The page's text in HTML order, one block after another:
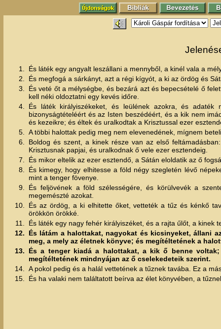
1.
És láték egy angyalt leszállani a mennyből, a kinél vala a
2.
És megfogá a sárkányt, azt a régi kígyót, a ki az ördög és
3.
És veté őt a mélységbe, és bezárá azt és bepecsételé ő
kell néki oldoztatni egy kevés időre.
4.
És láték királyiszékeket, és leülének azokra, és
bizonyságtételéért és az Isten beszédéért, és a kik nem
és kezeikre; és éltek és uralkodtak a Krisztussal ezer
5.
A többi halottak pedig meg nem elevenedének, mígnem
6.
Boldog és szent, a kinek része van az első
Krisztusnak papjai, és uralkodnak ő vele ezer esztendeig.
7.
És mikor eltelik az ezer esztendő, a Sátán eloldatik az ő
8.
És kimegy, hogy elhitesse a föld négy szegletén lévő
mint a tenger fövenye.
9.
És feljövének a föld szélességére, és körülvevék a
megemészté azokat.
10.
És az ördög, a ki elhitette őket, vetteték a tűz és kénkő
örökkön örökké.
11.
És láték egy nagy fehér királyiszéket, és a rajta űlőt, a kinek
12.
És látám a halottakat, nagyokat és kicsinyeket, állani
meg, a mely az életnek könyve; és megítéltetének a
13.
És a tenger kiadá a halottakat, a kik ő benne
megítéltetének mindnyájan az ő cselekedeteik szerint.
14.
A pokol pedig és a halál vettetének a tűznek tavába. Ez a
15.
És ha valaki nem találtatott beírva az élet könyvében, a